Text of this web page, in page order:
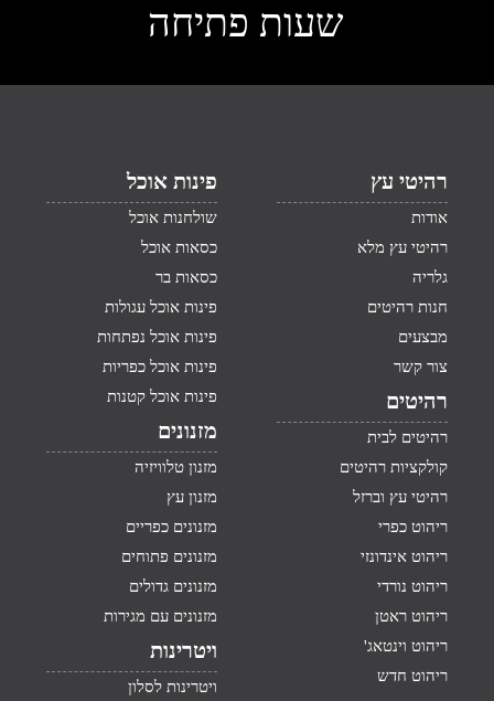
שעות פתיחה
רהיטי עץ
אודות
רהיטי עץ מלא
גלריה
חנות רהיטים
מבצעים
צור קשר
רהיטים
רהיטים לבית
קולקציות רהיטים
רהיטי עץ וברזל
ריהוט כפרי
ריהוט אינדונזי
ריהוט נורדי
ריהוט ראטן
ריהוט וינטאג'
ריהוט חדש
פינות אוכל
שולחנות אוכל
כסאות אוכל
כסאות בר
פינות אוכל עגולות
פינות אוכל נפתחות
פינות אוכל כפריות
פינות אוכל קטנות
מזנונים
מזנון טלוויזיה
מזנון עץ
מזנונים כפריים
מזנונים פתוחים
מזנונים גדולים
מזנונים עם מגירות
ויטרינות
ויטרינות לסלון